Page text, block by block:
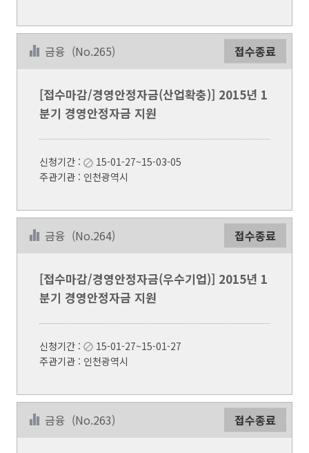
금융 (No.265) 접수종료
[접수마감/경영안정자금(산업확충)] 2015년 1
분기 경영안정자금 지원
신청기간 :
15-01-27~15-03-05
주관기관 : 인천광역시
금융 (No.264) 접수종료
[접수마감/경영안정자금(우수기업)] 2015년 1
분기 경영안정자금 지원
신청기간 :
15-01-27~15-01-27
주관기관 : 인천광역시
금융 (No.263) 접수종료